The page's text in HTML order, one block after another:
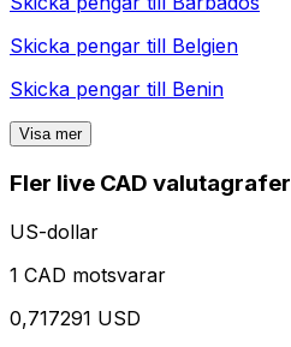
Skicka pengar till Belgien
Skicka pengar till Benin
Visa mer
Fler live CAD valutagrafer
US-dollar
1 CAD motsvarar
0,717291 USD